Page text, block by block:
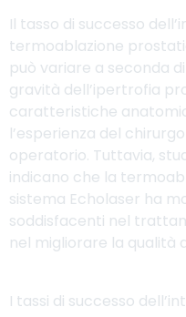
Il tasso di successo
termoablazione
può variare a seconda
gravità dell’ipertrofia
caratteristiche
l’esperienza del
operatorio. Tuttavia,
indicano che la
sistema Echolaser ha
soddisfacenti nel
nel migliorare la qualità
I tassi di successo